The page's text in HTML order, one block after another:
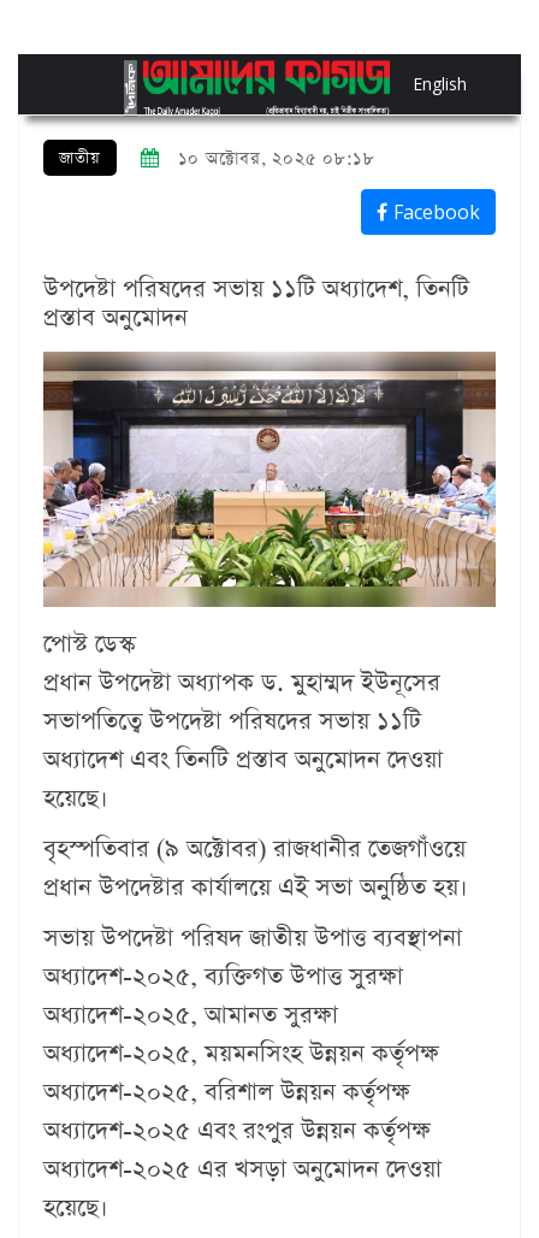
English
জাতীয় ১০ অক্টোবর, ২০২৫ ০৮:১৮
Facebook
উপদেষ্টা পরিষদের সভায় ১১টি অধ্যাদেশ, তিনটি
প্রস্তাব অনুমোদন
পোস্ট ডেস্ক
প্রধান উপদেষ্টা অধ্যাপক ড. মুহাম্মদ ইউনূসের
সভাপতিত্বে উপদেষ্টা পরিষদের সভায় ১১টি
অধ্যাদেশ এবং তিনটি প্রস্তাব অনুমোদন দেওয়া
হয়েছে।
বৃহস্পতিবার (৯ অক্টোবর) রাজধানীর তেজগাঁওয়ে
প্রধান উপদেষ্টার কার্যালয়ে এই সভা অনুষ্ঠিত হয়।
সভায় উপদেষ্টা পরিষদ জাতীয় উপাত্ত ব্যবস্থাপনা
অধ্যাদেশ-২০২৫, ব্যক্তিগত উপাত্ত সুরক্ষা
অধ্যাদেশ-২০২৫, আমানত সুরক্ষা
অধ্যাদেশ-২০২৫, ময়মনসিংহ উন্নয়ন কর্তৃপক্ষ
অধ্যাদেশ-২০২৫, বরিশাল উন্নয়ন কর্তৃপক্ষ
অধ্যাদেশ-২০২৫ এবং রংপুর উন্নয়ন কর্তৃপক্ষ
অধ্যাদেশ-২০২৫ এর খসড়া অনুমোদন দেওয়া
হয়েছে।